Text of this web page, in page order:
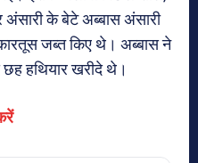
के बेटे अब्बास अंसारी
जब्त किए थे। अब्बास ने
हथियार खरीदे थे।